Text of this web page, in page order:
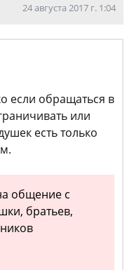
24 августа 2017 г. 1:04
если обращаться в
или
есть только
общение с
братьев,